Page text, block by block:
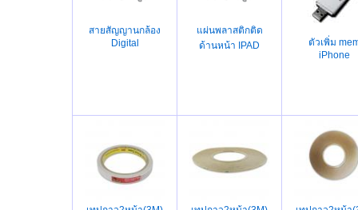
สายสัญญานกล้อง
Digital
แผ่นพลาสติกติด
ด้านหน้า IPAD
ตัวเพิ่ม
iPhone